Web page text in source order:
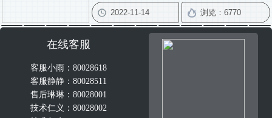
在线客服
客服小雨：80028618
客服静静：80028511
售后琳琳：80028001
技术仁义：80028002